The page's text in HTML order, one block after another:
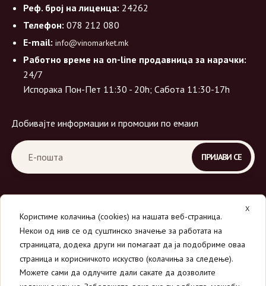
Реф. број на лиценца: 24262
Телефон: 078 212 080
E-mail: info@vinomarket.mk
Работно време на on-line продавница за нарачки:
24/7
Испорака Пон-Пет 11:30 - 20h; Сабота 11:30-17h
Добивајте информации и промоции по емаил
© 2026Вино Маркет - МОНДАВИ ДООЕЛ.
X
Користиме колачиња (cookies) на нашата веб-страница.
Некои од нив се од суштинско значење за работата на
страницата, додека други ни помагаат да ја подобриме оваа
страница и корисничкото искуство (колачиња за следење).
Можете сами да одлучите дали сакате да дозволите